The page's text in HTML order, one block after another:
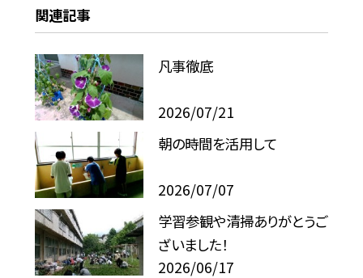
関連記事
凡事徹底
2026/07/21
朝の時間を活用して
2026/07/07
学習参観や清掃ありがとうご
ざいました！
2026/06/17